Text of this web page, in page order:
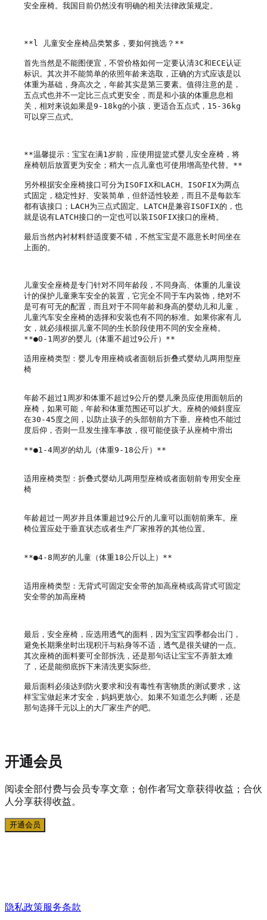
安全座椅。我国目前仍然没有明确的相关法律政策规定。
**l 儿童安全座椅品类繁多，要如何挑选？**
首先当然是不能图便宜，不管价格如何一定要认清3C和ECE认证
标识。其次并不能简单的依照年龄来选取，正确的方式应该是以
体重为基础，身高次之，年龄其实是第三要素。值得注意的是，
五点式也并不一定比三点式更安全，而是和小孩的体重息息相
关，相对来说如果是9-18kg的小孩，更适合五点式，15-36kg
可以穿三点式。
**温馨提示：宝宝在满1岁前，应使用提篮式婴儿安全座椅，将
座椅朝后放置更为安全；稍大一点儿童也可使用增高垫代替。**
另外根据安全座椅接口可分为ISOFIX和LACH。ISOFIX为两点
式固定，稳定性好、安装简单，但舒适性较差，而且不是每款车
都有该接口；LACH为三点式固定。LATCH是兼容ISOFIX的，也
就是说有LATCH接口的一定也可以装ISOFIX接口的座椅。
最后当然内衬材料舒适度要不错，不然宝宝是不愿意长时间坐在
上面的。
儿童安全座椅是专门针对不同年龄段，不同身高、体重的儿童设
计的保护儿童乘车安全的装置，它完全不同于车内装饰，绝对不
是可有可无的配置，而且对于不同年龄和身高的婴幼儿和儿童，
儿童汽车安全座椅的选择和安装也有不同的标准。如果你家有儿
女，就必须根据儿童不同的生长阶段使用不同的安全座椅。
**●0-1周岁的婴儿（体重不超过9公斤）**
适用座椅类型：婴儿专用座椅或者面朝后折叠式婴幼儿两用型座
椅
年龄不超过1周岁和体重不超过9公斤的婴儿乘员应使用面朝后的
座椅，如果可能，年龄和体重范围还可以扩大。座椅的倾斜度应
在30-45度之间，以防止孩子的头部朝前方下垂。座椅也不能过
度后仰，否则一旦发生撞车事故，很可能使孩子从座椅中滑出
**●1-4周岁的幼儿（体重9-18公斤）**
适用座椅类型：折叠式婴幼儿两用型座椅或者面朝前专用安全座
椅
年龄超过一周岁并且体重超过9公斤的儿童可以面朝前乘车。座
椅位置应处于垂直状态或者生产厂家推荐的其他位置。
**●4-8周岁的儿童（体重18公斤以上）**
适用座椅类型：无背式可固定安全带的加高座椅或高背式可固定
安全带的加高座椅
最后，安全座椅，应选用透气的面料，因为宝宝四季都会出门，
避免长期乘坐时出现积汗与粘身等不适，透气是很关键的一点。
其次座椅的面料要可全部拆洗，还是那句话让宝宝不弄脏太难
了，还是能彻底拆下来清洗更实际些。
最后面料必须达到防火要求和没有毒性有害物质的测试要求，这
样宝宝做起来才安全，妈妈更放心。如果不知道怎么判断，还是
开通会员
阅读全部付费与会员专享文章；创作者写文章获得收益；合伙
人分享获得收益。
开通会员
隐私政策服务条款